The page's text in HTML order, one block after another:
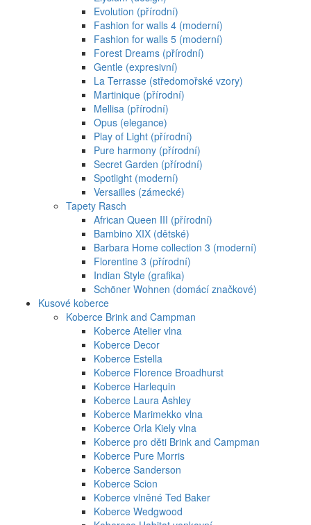
Evolution (přírodní)
Fashion for walls 4 (moderní)
Fashion for walls 5 (moderní)
Forest Dreams (přírodní)
Gentle (expresivní)
La Terrasse (středomořské vzory)
Martinique (přírodní)
Mellisa (přírodní)
Opus (elegance)
Play of Light (přírodní)
Pure harmony (přírodní)
Secret Garden (přírodní)
Spotlight (moderní)
Versailles (zámecké)
Tapety Rasch
African Queen III (přírodní)
Bambino XIX (dětské)
Barbara Home collection 3 (moderní)
Florentine 3 (přírodní)
Indian Style (grafika)
Schöner Wohnen (domácí značkové)
Kusové koberce
Koberce Brink and Campman
Koberce Atelier vlna
Koberce Decor
Koberce Estella
Koberce Florence Broadhurst
Koberce Harlequin
Koberce Laura Ashley
Koberce Marimekko vlna
Koberce Orla Kiely vlna
Koberce pro děti Brink and Campman
Koberce Pure Morris
Koberce Sanderson
Koberce Scion
Koberce vlněné Ted Baker
Koberce Wedgwood